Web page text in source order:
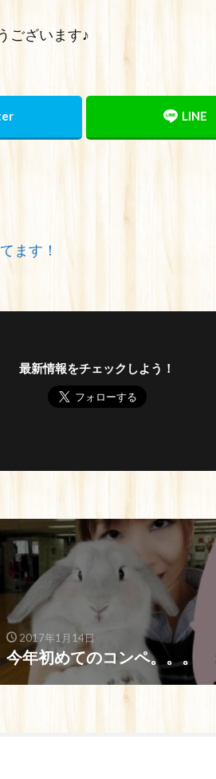
ございます♪
ます！
最新情報をチェックしよう！
2017年1月14日
今年初めてのコンペ。。。